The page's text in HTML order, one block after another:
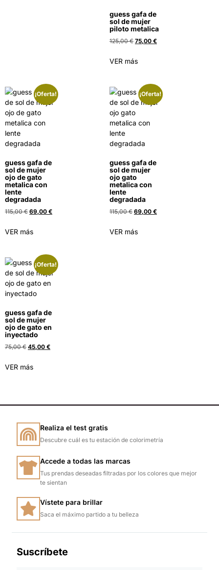
guess gafa de
sol de mujer
piloto metalica
125,00€ 75,00 €
VER más
¡Oferta!
guess gafa de
sol de mujer
ojo de gato
metalica con
lente
degradada
115,00€ 69,00 €
VER más
¡Oferta!
guess gafa de
sol de mujer
ojo gato
metalica con
lente
degradada
115,00€ 69,00 €
VER más
¡Oferta!
guess gafa de
sol de mujer
ojo de gato en
inyectado
75,00€ 45,00 €
VER más
Realiza el test gratis
Descubre cuál es tu estación de colorimetría
Accede a todas las marcas
Tus prendas deseadas filtradas por los colores que mejor
te sientan
Vístete para brillar
Saca el máximo partido a tu belleza
Suscríbete